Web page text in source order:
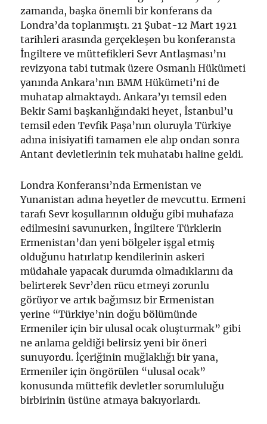
zamanda, başka önemli bir konferans da
Londra’da toplanmıştı. 21 Şubat-12 Mart 1921
tarihleri arasında gerçekleşen bu konferansta
İngiltere ve müttefikleri Sevr Antlaşması’nı
revizyona tabi tutmak üzere Osmanlı Hükümeti
yanında Ankara’nın BMM Hükümeti’ni de
muhatap almaktaydı. Ankara’yı temsil eden
Bekir Sami başkanlığındaki heyet, İstanbul’u
temsil eden Tevfik Paşa’nın oluruyla Türkiye
adına inisiyatifi tamamen ele alıp ondan sonra
Antant devletlerinin tek muhatabı haline geldi.
Londra Konferansı’nda Ermenistan ve
Yunanistan adına heyetler de mevcuttu. Ermeni
tarafı Sevr koşullarının olduğu gibi muhafaza
edilmesini savunurken, İngiltere Türklerin
Ermenistan’dan yeni bölgeler işgal etmiş
olduğunu hatırlatıp kendilerinin askeri
müdahale yapacak durumda olmadıklarını da
belirterek Sevr’den rücu etmeyi zorunlu
görüyor ve artık bağımsız bir Ermenistan
yerine “Türkiye’nin doğu bölümünde
Ermeniler için bir ulusal ocak oluşturmak” gibi
ne anlama geldiği belirsiz yeni bir öneri
sunuyordu. İçeriğinin muğlaklığı bir yana,
Ermeniler için öngörülen “ulusal ocak”
konusunda müttefik devletler sorumluluğu
birbirinin üstüne atmaya bakıyorlardı.